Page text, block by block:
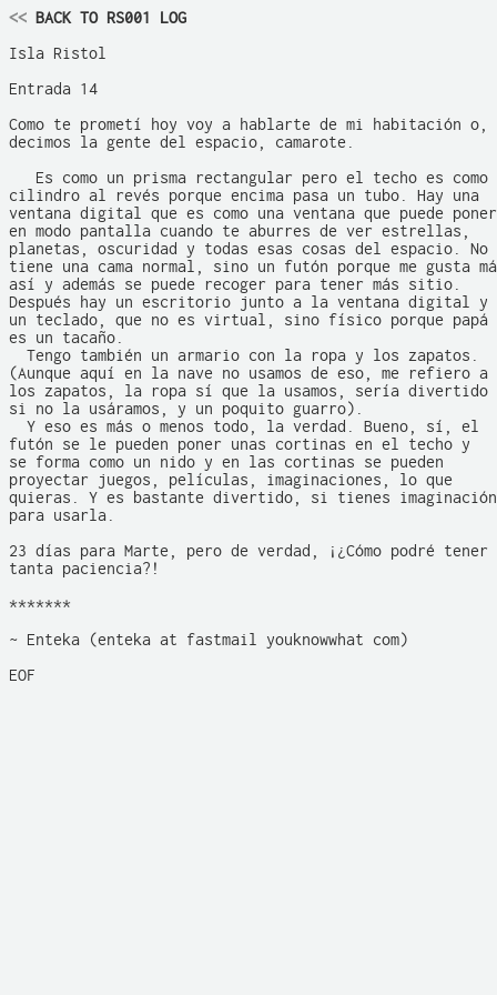
<< BACK TO RS001 LOG
Isla Ristol
Entrada 14
Como te prometí hoy voy a hablarte de mi habitación o,
decimos la gente del espacio, camarote.
Es como un prisma rectangular pero el techo es como
cilindro al revés porque encima pasa un tubo. Hay una
ventana digital que es como una ventana que puede
en modo pantalla cuando te aburres de ver estrellas,
planetas, oscuridad y todas esas cosas del espacio. No
tiene una cama normal, sino un futón porque me gusta
así y además se puede recoger para tener más sitio.
Después hay un escritorio junto a la ventana digital y
un teclado, que no es virtual, sino físico porque papá
es un tacaño.
  Tengo también un armario con la ropa y los zapatos.
(Aunque aquí en la nave no usamos de eso, me refiero a
los zapatos, la ropa sí que la usamos, sería divertido
si no la usáramos, y un poquito guarro).
  Y eso es más o menos todo, la verdad. Bueno, sí, el
futón se le pueden poner unas cortinas en el techo y
se forma como un nido y en las cortinas se pueden
proyectar juegos, películas, imaginaciones, lo que
quieras. Y es bastante divertido, si tienes imaginación
para usarla.
23 días para Marte, pero de verdad, ¡¿Cómo podré tener
tanta paciencia?!
*******
~ Enteka (enteka at fastmail youknowwhat com)
EOF